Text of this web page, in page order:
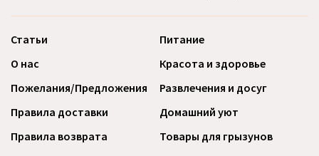
Статьи
О нас
Пожелания/Предложения
Правила доставки
Правила возврата
Питание
Красота и здоровье
Развлечения и досуг
Домашний уют
Товары для грызунов